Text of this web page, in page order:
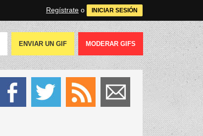
Regístrate o INICIAR SESIÓN
ENVIAR UN GIF MODERAR GIFS